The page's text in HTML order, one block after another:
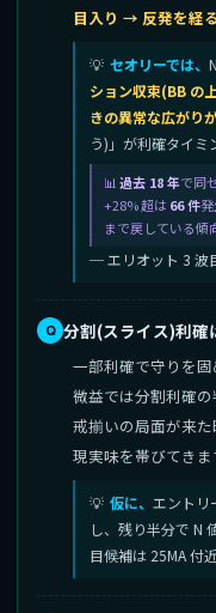
目入り → 反発を経
セオリーでは、
ション収束(BB の
きの異常な広がり
う)」が利確タイミ
過去 18 年で同
+28% 超は 66 件
まで戻している傾
─ エリオット 3 波
分割(スライス)利確
一部利確で守りを固
微益では分割利確
戒揃いの局面が来
現実味を帯びてきま
仮に、 エントリ
し、残り半分で N
目候補は 25MA 付